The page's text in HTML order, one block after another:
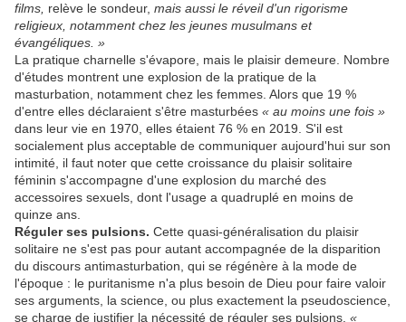
films, relève le sondeur, mais aussi le réveil d'un rigorisme
religieux, notamment chez les jeunes musulmans et
évangéliques. »
La pratique charnelle s'évapore, mais le plaisir demeure. Nombre
d'études montrent une explosion de la pratique de la
masturbation, notamment chez les femmes. Alors que 19 %
d'entre elles déclaraient s'être masturbées « au moins une fois »
dans leur vie en 1970, elles étaient 76 % en 2019. S'il est
socialement plus acceptable de communiquer aujourd'hui sur son
intimité, il faut noter que cette croissance du plaisir solitaire
féminin s'accompagne d'une explosion du marché des
accessoires sexuels, dont l'usage a quadruplé en moins de
quinze ans.
Réguler ses pulsions. Cette quasi-généralisation du plaisir
solitaire ne s'est pas pour autant accompagnée de la disparition
du discours antimasturbation, qui se régénère à la mode de
l'époque : le puritanisme n'a plus besoin de Dieu pour faire valoir
ses arguments, la science, ou plus exactement la pseudoscience,
se charge de justifier la nécessité de réguler ses pulsions. «